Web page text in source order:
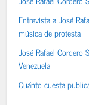
Entrevista a José
música de protesta
José Rafael Cordero
Venezuela
Cuánto cuesta